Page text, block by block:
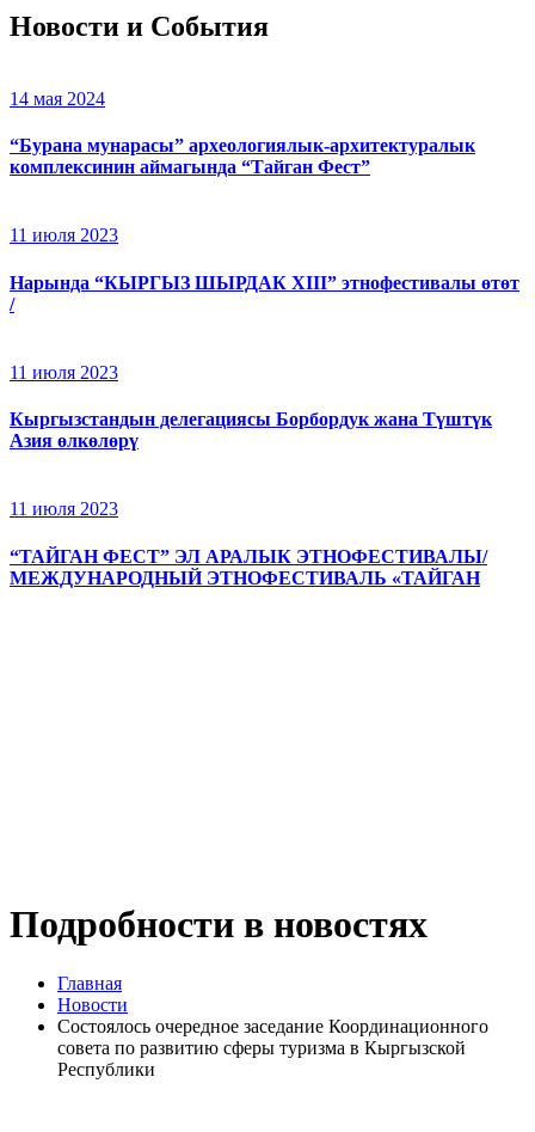
Новости и События
14 мая 2024
“Бурана мунарасы” археологиялык-архитектуралык
комплексинин аймагында “Тайган Фест”
11 июля 2023
Нарында “КЫРГЫЗ ШЫРДАК XIII” этнофестивалы өтөт
/
11 июля 2023
Кыргызстандын делегациясы Борбордук жана Түштүк
Азия өлкөлөрү
11 июля 2023
“ТАЙГАН ФЕСТ” ЭЛ АРАЛЫК ЭТНОФЕСТИВАЛЫ/
МЕЖДУНАРОДНЫЙ ЭТНОФЕСТИВАЛЬ «ТАЙГАН
Подробности в новостях
Главная
Новости
Состоялось очередное заседание Координационного
совета по развитию сферы туризма в Кыргызской
Республики